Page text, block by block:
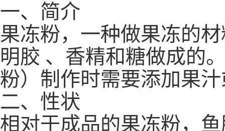
一、简介
果冻粉，一种做果冻的
明胶 、香精和糖做成的
粉）制作时需要添加果
二、性状
相对于成品的果冻粉，